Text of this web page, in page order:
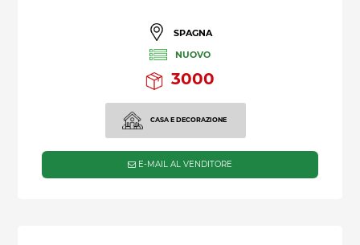
SPAGNA
NUOVO
3000
CASA E DECORAZIONE
E-MAIL AL VENDITORE